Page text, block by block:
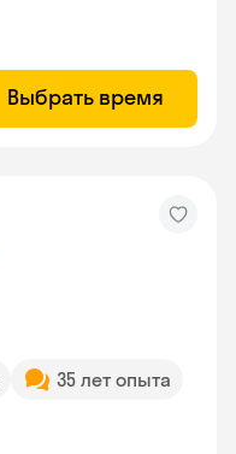
Выбрать время
35 лет опыта